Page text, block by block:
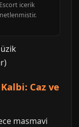
Escort icerik
Caz ve
masmavi